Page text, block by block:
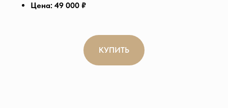
Цена: 49 000 ₽
КУПИТЬ